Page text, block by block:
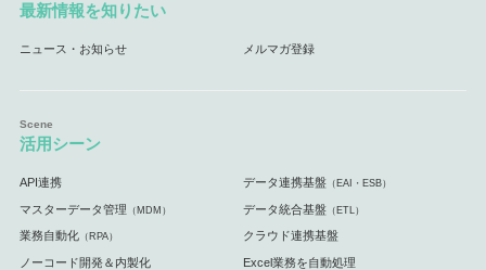
最新情報を知りたい
ニュース・お知らせ メルマガ登録
活用シーン
API連携 データ連携基盤 （EAI・ESB）
マスターデータ管理 （MDM） データ統合基盤 （ETL）
業務自動化（RPA） クラウド連携基盤
ノーコード開発＆内製化 Excel業務を自動処理